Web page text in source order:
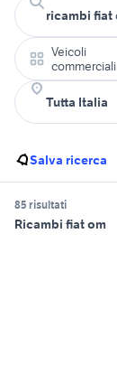
Veicoli
commerciali
Salva ricerca
85 risultati
Ricambi fiat om